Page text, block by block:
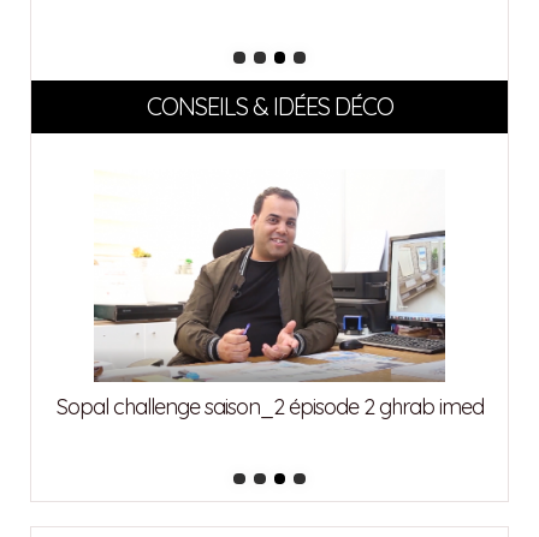
CONSEILS & IDÉES DÉCO
Sopal challenge saison_2 épisode 1 abdedeyem